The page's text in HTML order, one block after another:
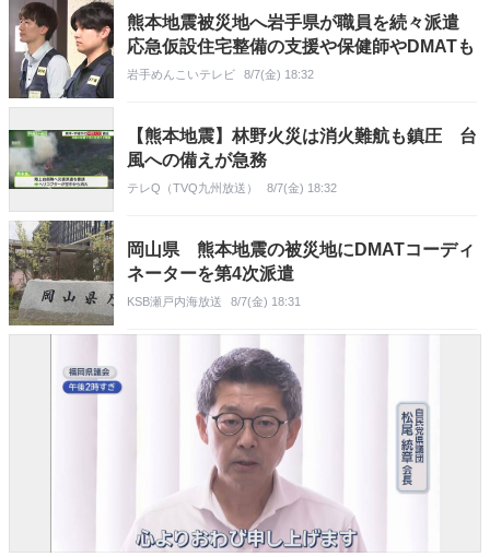
熊本地震被災地へ岩手県が職員を続々派遣
応急仮設住宅整備の支援や保健師やDMATも
岩手めんこいテレビ 8/7(金) 18:32
【熊本地震】林野火災は消火難航も鎮圧 台
風への備えが急務
テレQ（TVQ九州放送） 8/7(金) 18:32
岡山県 熊本地震の被災地にDMATコーディ
ネーターを第4次派遣
KSB瀬戸内海放送 8/7(金) 18:31